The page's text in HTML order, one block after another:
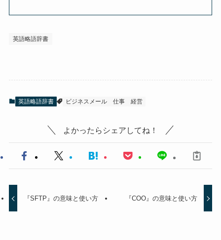
英語略語辞書
英語略語辞書 ビジネスメール 仕事 経営
よかったらシェアしてね！
『SFTP』の意味と使い方 『COO』の意味と使い方